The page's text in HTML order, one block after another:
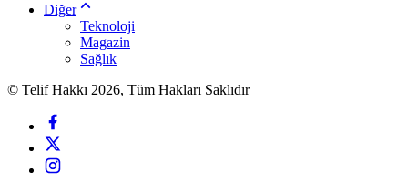
Diğer
Teknoloji
Magazin
Sağlık
© Telif Hakkı 2026, Tüm Hakları Saklıdır